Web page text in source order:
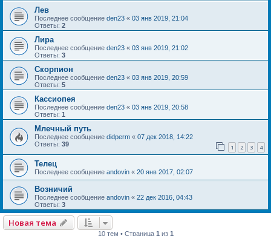
Лев
Последнее сообщение den23 « 03 янв 2019, 21:04
Ответы: 2
Лира
Последнее сообщение den23 « 03 янв 2019, 21:02
Ответы: 3
Скорпион
Последнее сообщение den23 « 03 янв 2019, 20:59
Ответы: 5
Кассиопея
Последнее сообщение den23 « 03 янв 2019, 20:58
Ответы: 1
Млечный путь
Последнее сообщение didperm « 07 дек 2018, 14:22
Ответы: 39 1 2 3 4
Телец
Последнее сообщение andovin « 20 янв 2017, 02:07
Возничий
Последнее сообщение andovin « 22 дек 2016, 04:43
Ответы: 3
Новая тема
10 тем • Страница 1 из 1